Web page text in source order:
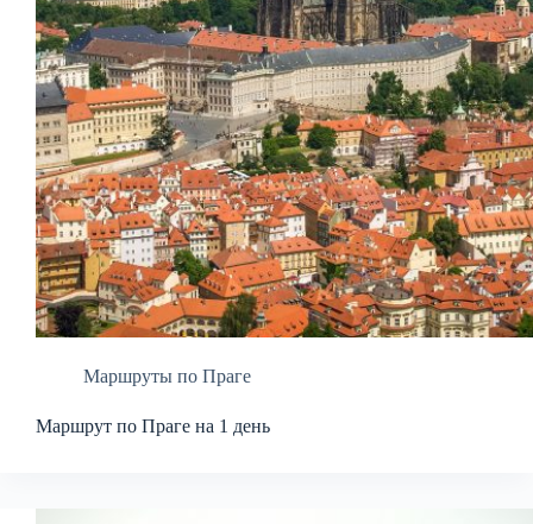
Маршруты по Праге
Маршрут по Праге на 1 день